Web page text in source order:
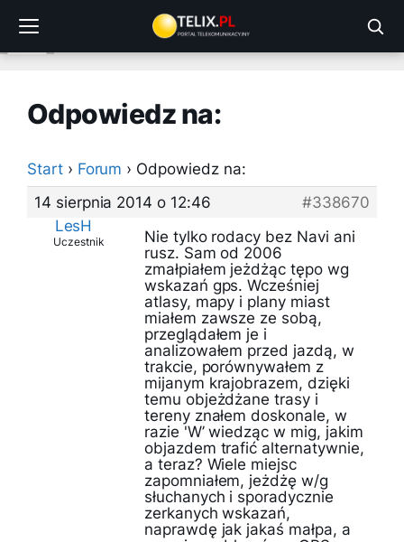
treści
Odpowiedz na:
Start › Forum › Odpowiedz na:
14 sierpnia 2014 o 12:46
#338670
LesH
Uczestnik
Nie tylko rodacy bez Navi ani
rusz. Sam od 2006
zmałpiałem jeżdżąc tępo wg
wskazań gps. Wcześniej
atlasy, mapy i plany miast
miałem zawsze ze sobą,
przeglądałem je i
analizowałem przed jazdą, w
trakcie, porównywałem z
mijanym krajobrazem, dzięki
temu objeżdżane trasy i
tereny znałem doskonale, w
razie 'W’ wiedząc w mig, jakim
objazdem trafić alternatywnie,
a teraz? Wiele miejsc
zapomniałem, jeżdżę w/g
słuchanych i sporadycznie
zerkanych wskazań,
naprawdę jak jakaś małpa, a